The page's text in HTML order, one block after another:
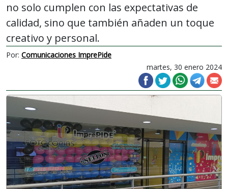
no solo cumplen con las expectativas de
calidad, sino que también añaden un toque
creativo y personal.
Por: Comunicaciones ImprePide
martes, 30 enero 2024